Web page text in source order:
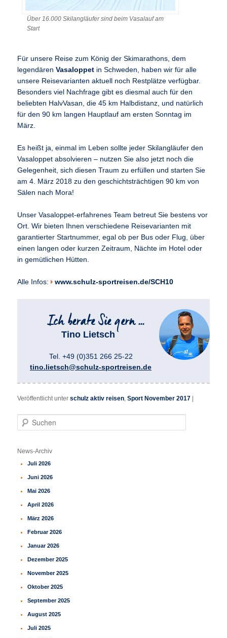
Über 16.000 Skilangläufer sind beim Vasalauf am
Start
Für unsere Reise zum König der Skimarathons, dem
legendärenVasaloppet in Schweden, haben wir für alle
unsere Reisevarianten aktuell noch Restplätze verfügbar.
Besonders viel Nachfrage gibt es diesmal auch für den
beliebten HalvVasan, die 45 km Halbdistanz, und natürlich
für den 90 km langen Hauptlauf am ersten Sonntag im
März.
Es heißt ja, einmal im Leben sollte jeder Skilangläufer den
Vasaloppet absolvieren – nutzen Sie also jetzt noch die
Gelegenheit, sich diesen Traum zu erfüllen und starten Sie
am 4. März 2018 zu den geschichtsträchtigen 90 km von
Sälen nach Mora!
Unser Vasaloppet-erfahrenes Team betreut Sie bestens vor
Ort. Wir bieten Ihnen verschiedene Reisevarianten mit
garantierter Startnummer, egal ob per Bus oder Flug, über
einen langen oder kurzen Zeitraum, Nächte im Hotel oder
in gemütlichen Hütten.
Alle Infos: www.schulz-sportreisen.de/SCH10
Tino Lietsch
Tel. +49 (0)351 266 25-22
tino.lietsch@schulz-sportreisen.de
Veröffentlicht unter schulz aktiv reisen,Sport November 2017 |
u
h
n
News-Archiv
Juli 2026
Juni 2026
Mai 2026
April 2026
März 2026
Februar 2026
Januar 2026
Dezember 2025
November 2025
Oktober 2025
September 2025
August 2025
Juli 2025